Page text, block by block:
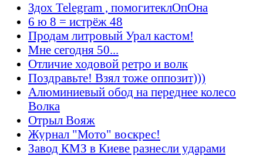
Здох Telegram , помогитеклОпОна
6 ю 8 = истрёж 48
Продам литровый Урал кастом!
Мне сегодня 50...
Отличие ходовой ретро и волк
Поздравьте! Взял тоже оппозит)))
Алюминиевый обод на переднее колесо
Волка
Отрыл Вояж
Журнал "Мото" воскрес!
Завод КМЗ в Киеве разнесли ударами